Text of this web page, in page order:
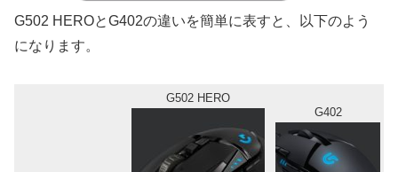
G502 HEROとG402の違いを簡単に表すと、以下のよう
になります。
G502 HERO
G402